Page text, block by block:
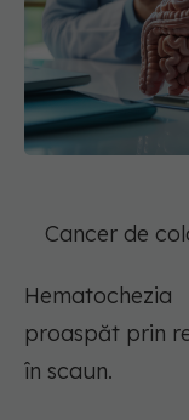
Cancer de
proaspăt prin
în scaun.